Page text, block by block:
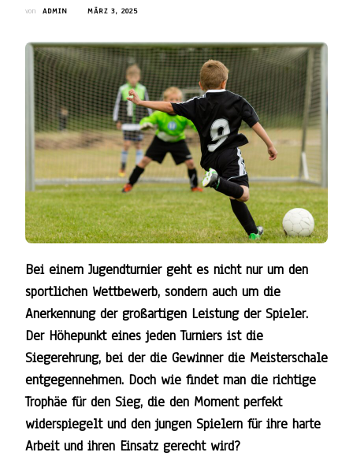
von ADMIN MÄRZ 3, 2025
Bei einem Jugendturnier geht es nicht nur um den
sportlichen Wettbewerb, sondern auch um die
Anerkennung der großartigen Leistung der Spieler.
Der Höhepunkt eines jeden Turniers ist die
Siegerehrung, bei der die Gewinner die Meisterschale
entgegennehmen. Doch wie findet man die richtige
Trophäe für den Sieg, die den Moment perfekt
widerspiegelt und den jungen Spielern für ihre harte
Arbeit und ihren Einsatz gerecht wird?